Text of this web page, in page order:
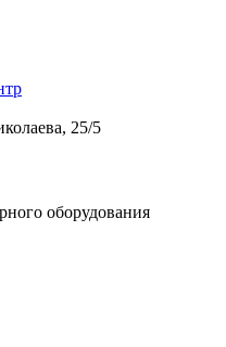
25/5
оборудования